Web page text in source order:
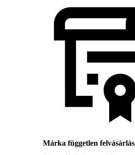
Márka független felvásárlás